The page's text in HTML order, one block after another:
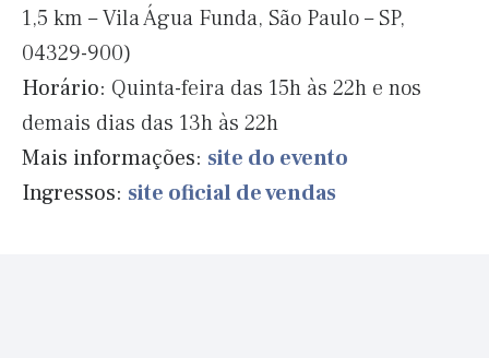
1,5 km – Vila Água Funda, São Paulo – SP,
04329-900)
Horário: Quinta-feira das 15h às 22h e nos
demais dias das 13h às 22h
Mais informações: site do evento
Ingressos: site oficial de vendas